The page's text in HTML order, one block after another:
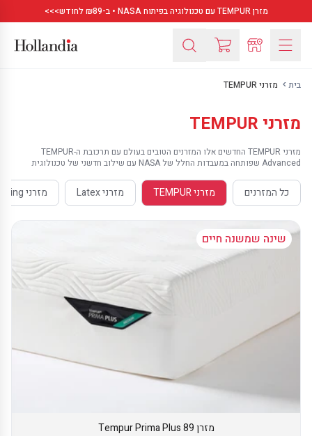
מזרן TEMPUR עם טכנולוגיה בפיתוח NASA • ב-₪89 לחודש>>>
בית מזרני TEMPUR
מזרני TEMPUR
מזרני TEMPUR החדשים אלו המזרנים הטובים בעולם עם תרכובת ה-TEMPUR
Advanced שפותחה במעבדות החלל של NASA עם שילוב חדשני של טכנולוגית
שפותחו בטכנולוגיות ייחודיות למען תמיכה מושלמת לגוף. ההרכב הייחודי מכיל
מיליארדי תאים רגישים במיוחד המגיבים לצורה המדויקת שלך, למשקל ולחום
הגוף שלכם. המזרנים החדשים מגיעים במגוון רמות גמישות. להתאמת המזרן הטוב
ביותר בשבילכם הגיעו לייעוץ בסניפים.
כל המזרנים מזרני TEMPUR מזרני Latex מזרני Vispring
שינה שמשנה חיים
מזרן Tempur Prima Plus 89